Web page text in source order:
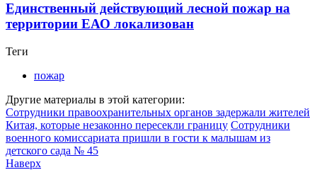
Единственный действующий лесной пожар на
территории ЕАО локализован
Теги
пожар
Другие материалы в этой категории:
Сотрудники правоохранительных органов задержали жителей
Китая, которые незаконно пересекли границу Сотрудники
военного комиссариата пришли в гости к малышам из
детского сада № 45
Наверх